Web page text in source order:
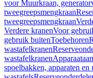
voor Muurkraan,
tweegreepsmengkraan
tweegreepsmengkraan
Verdere kranenVoor
gebruik buitenToebehoren
wastafelkranen
wastafelkranen
spoelbakken, apparaten en